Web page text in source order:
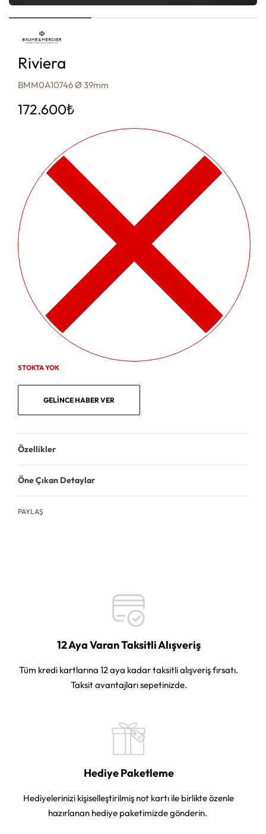
Riviera
BMM0A10746 Ø 39mm
172.600₺
STOKTA YOK
GELINCE HABER VER
Özellikler
Öne Çıkan Detaylar
PAYLAŞ
12 Aya Varan Taksitli Alışveriş
Tüm kredi kartlarına 12 aya kadar taksitli alışveriş fırsatı.
Taksit avantajları sepetinizde.
Hediye Paketleme
Hediyelerinizi kişiselleştirilmiş not kartı ile birlikte özenle
hazırlanan hediye paketimizde gönderin.